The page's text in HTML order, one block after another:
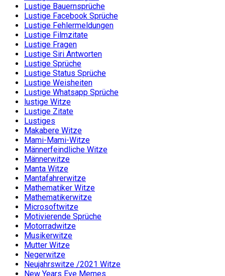
Lustige Bauernsprüche
Lustige Facebook Sprüche
Lustige Fehlermeldungen
Lustige Filmzitate
Lustige Fragen
Lustige Siri Antworten
Lustige Sprüche
Lustige Status Sprüche
Lustige Weisheiten
Lustige Whatsapp Sprüche
lustige Witze
Lustige Zitate
Lustiges
Makabere Witze
Mami-Mami-Witze
Männerfeindliche Witze
Männerwitze
Manta Witze
Mantafahrerwitze
Mathematiker Witze
Mathematikerwitze
Microsoftwitze
Motivierende Sprüche
Motorradwitze
Musikerwitze
Mutter Witze
Negerwitze
Neujahrswitze /2021 Witze
New Years Eve Memes